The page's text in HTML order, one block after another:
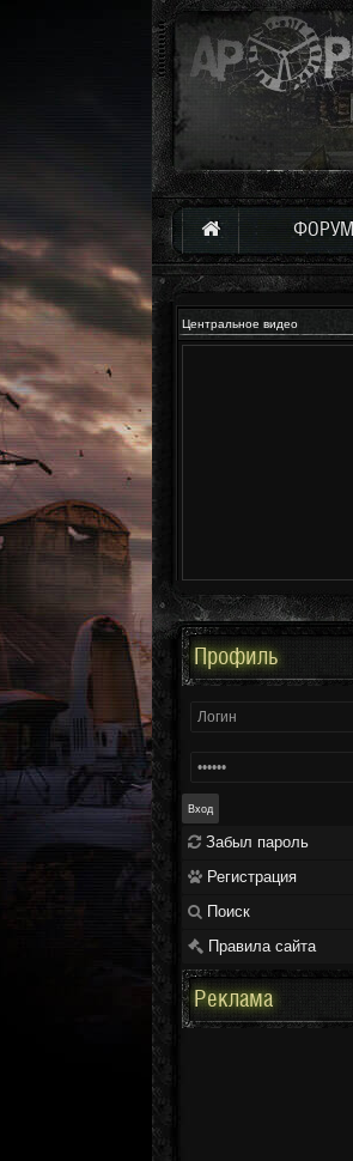
ФОРУМ
Центральное видео
Профиль
Забыл пароль
Регистрация
Поиск
Правила сайта
Реклама